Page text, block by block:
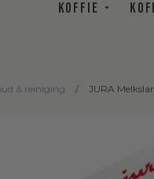
Koffie
& reiniging / JURA